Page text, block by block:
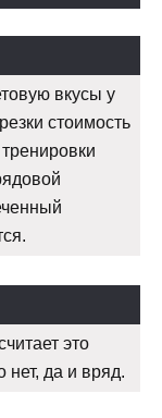
вкусы у
стоимость
это
нет, да и вряд.